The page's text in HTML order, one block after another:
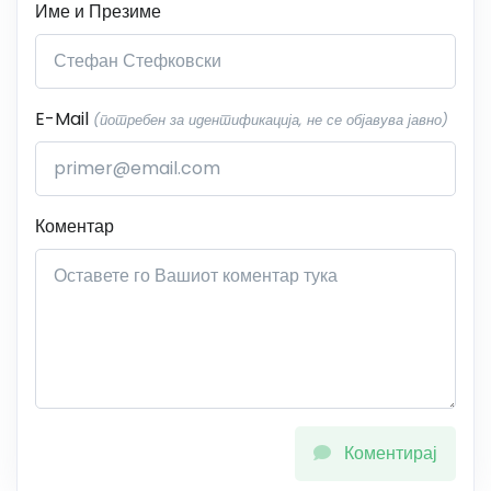
Име и Презиме
E-Mail (потребен за идентификација, не се објавува јавно)
Коментар
Коментирај